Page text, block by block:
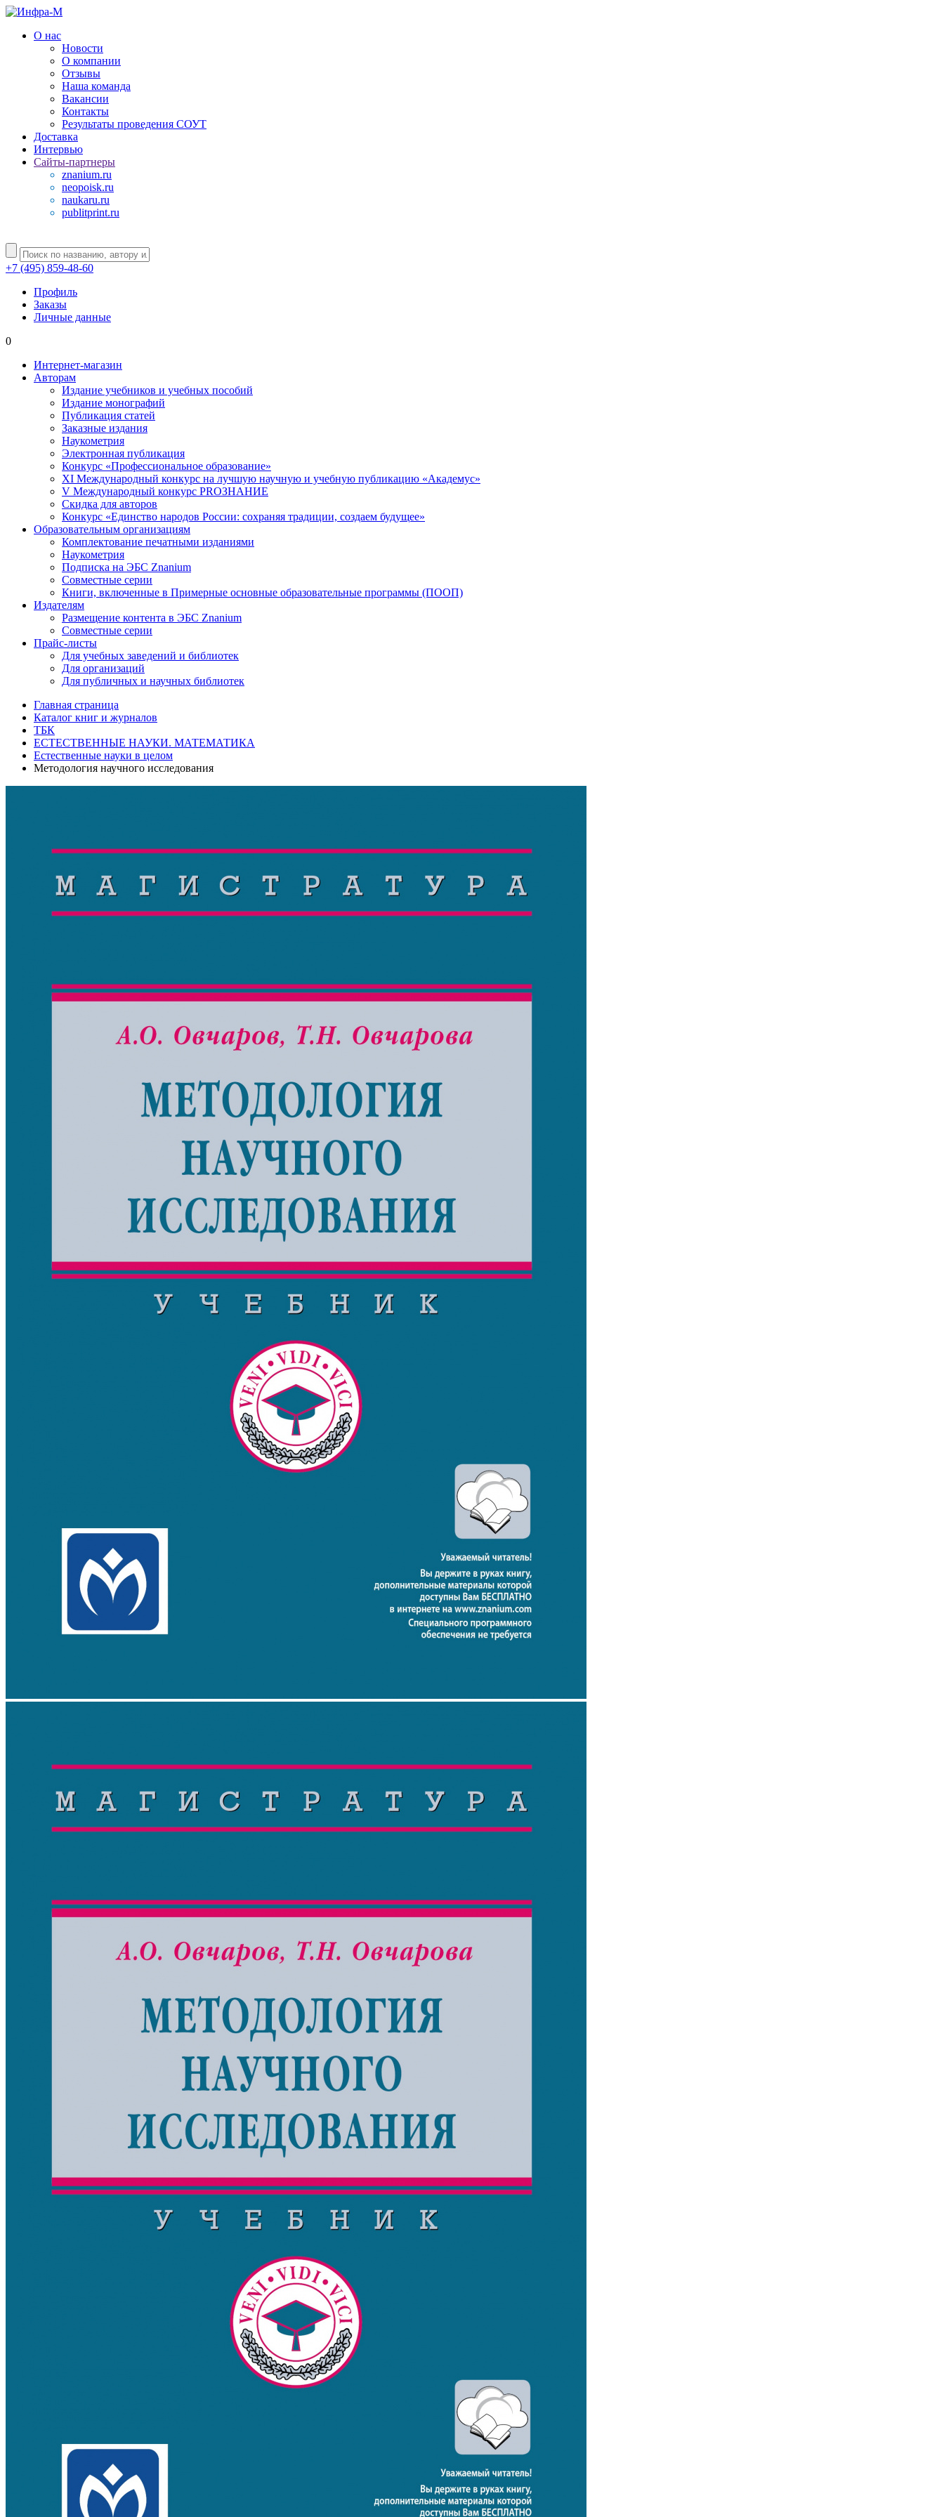
О нас
Новости
О компании
Отзывы
Наша команда
Вакансии
Контакты
Результаты проведения СОУТ
Доставка
Интервью
Сайты-партнеры
znanium.ru
neopoisk.ru
naukaru.ru
publitprint.ru
+7 (495) 859-48-60
Профиль
Заказы
Личные данные
0
Интернет-магазин
Авторам
Издание учебников и учебных пособий
Издание монографий
Публикация статей
Заказные издания
Наукометрия
Электронная публикация
Конкурс «Профессиональное образование»
XI Международный конкурс на лучшую научную и учебную публикацию «Академус»
V Международный конкурс PROЗНАНИЕ
Скидка для авторов
Конкурс «Единство народов России: сохраняя традиции, создаем будущее»
Образовательным организациям
Комплектование печатными изданиями
Наукометрия
Подписка на ЭБС Znanium
Совместные серии
Книги, включенные в Примерные основные образовательные программы (ПООП)
Издателям
Размещение контента в ЭБС Znanium
Совместные серии
Прайс-листы
Для учебных заведений и библиотек
Для организаций
Для публичных и научных библиотек
Главная страница
Каталог книг и журналов
ТБК
ЕСТЕСТВЕННЫЕ НАУКИ. МАТЕМАТИКА
Естественные науки в целом
Методология научного исследования